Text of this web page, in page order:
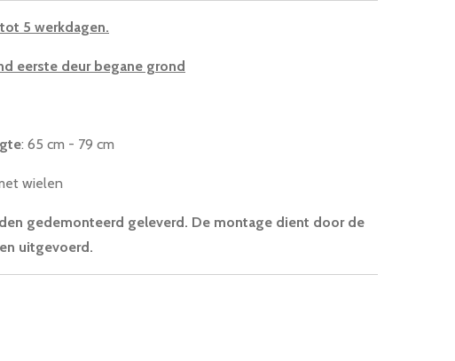
5 werkdagen.
eerste deur begane grond
: 65 cm - 79 cm
wielen
gedemonteerd geleverd. De montage dient door de
uitgevoerd.